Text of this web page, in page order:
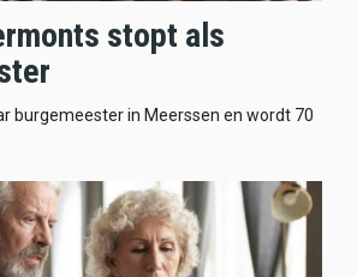
stopt als
burgemeester in Meerssen en wordt 70